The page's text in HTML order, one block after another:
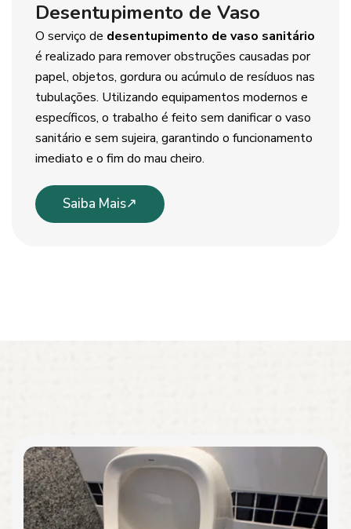
Desentupimento de Vaso
O serviço de desentupimento de vaso sanitário
é realizado para remover obstruções causadas por
papel, objetos, gordura ou acúmulo de resíduos nas
tubulações. Utilizando equipamentos modernos e
específicos, o trabalho é feito sem danificar o vaso
sanitário e sem sujeira, garantindo o funcionamento
imediato e o fim do mau cheiro.
Saiba Mais